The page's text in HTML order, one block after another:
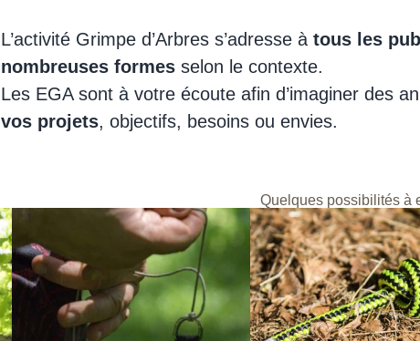
L’activité Grimpe d’Arbres s’adresse à tous les
nombreuses formes selon le contexte.
Les EGA sont à votre écoute afin d’imaginer des
vos projets, objectifs, besoins ou envies.
Quelques possibilités à